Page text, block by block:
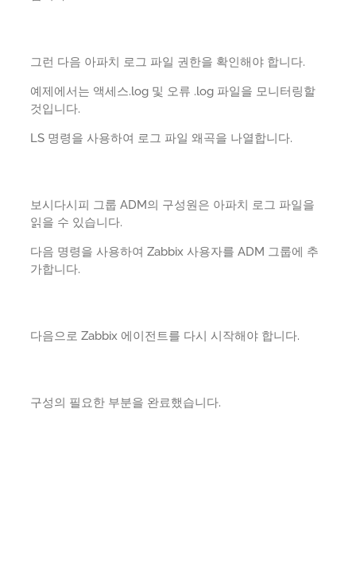
그런 다음 아파치 로그 파일 권한을 확인해야 합니다.
예제에서는 액세스.log 및 오류 .log 파일을 모니터링할
것입니다.
LS 명령을 사용하여 로그 파일 왜곡을 나열합니다.
보시다시피 그룹 ADM의 구성원은 아파치 로그 파일을
읽을 수 있습니다.
다음 명령을 사용하여 Zabbix 사용자를 ADM 그룹에 추
가합니다.
다음으로 Zabbix 에이전트를 다시 시작해야 합니다.
구성의 필요한 부분을 완료했습니다.